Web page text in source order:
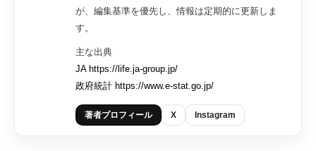
が、編集基準を優先し、情報は定期的に更新しま
す。
主な出典
JA https://life.ja-group.jp/
政府統計 https://www.e-stat.go.jp/
著者プロフィール X Instagram